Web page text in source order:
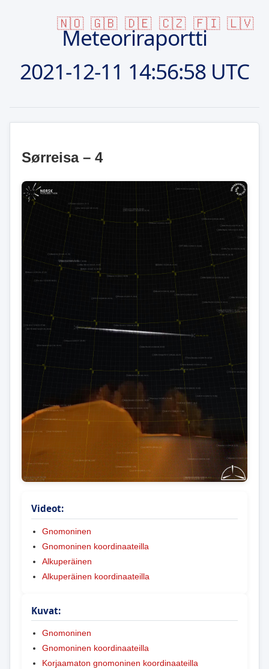
🇳🇴 🇬🇧 🇩🇪 🇨🇿 🇫🇮 🇱🇻
Meteoriraportti
2021-12-11 14:56:58 UTC
Sørreisa – 4
Videot:
Gnomoninen
Gnomoninen koordinaateilla
Alkuperäinen
Alkuperäinen koordinaateilla
Kuvat:
Gnomoninen
Gnomoninen koordinaateilla
Korjaamaton gnomoninen koordinaateilla